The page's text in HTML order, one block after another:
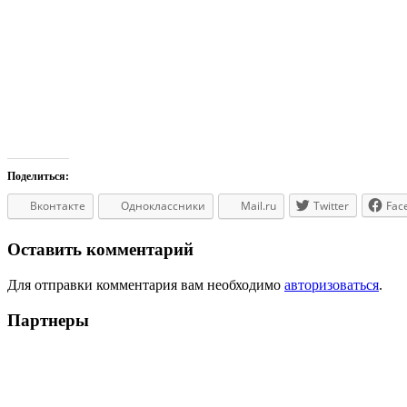
Поделиться:
Вконтакте Одноклассники Mail.ru Twitter
Оставить комментарий
Для отправки комментария вам необходимо авторизоваться.
Партнеры